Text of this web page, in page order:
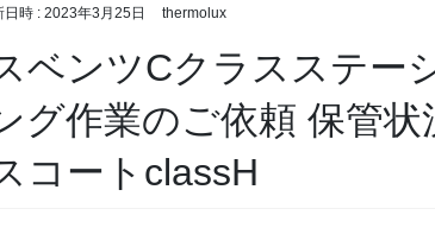
日時 : 2023年3月25日 thermolux
ベンツCクラスステー
グ作業のご依頼 保管状
コートclassH